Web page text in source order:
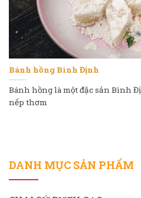
DANH MỤC SẢN PHẨM
Bánh hồng Bình Định
Bánh hồng là một đặc sản Bình
nếp thơm